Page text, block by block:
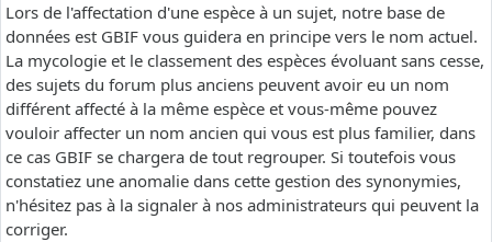
Lors de l'affectation d'une espèce à un sujet, notre base de
données est GBIF vous guidera en principe vers le nom actuel.
La mycologie et le classement des espèces évoluant sans cesse,
des sujets du forum plus anciens peuvent avoir eu un nom
différent affecté à la même espèce et vous-même pouvez
vouloir affecter un nom ancien qui vous est plus familier, dans
ce cas GBIF se chargera de tout regrouper. Si toutefois vous
constatiez une anomalie dans cette gestion des synonymies,
n'hésitez pas à la signaler à nos administrateurs qui peuvent la
corriger.